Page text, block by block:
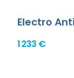
Electro
1 233 €